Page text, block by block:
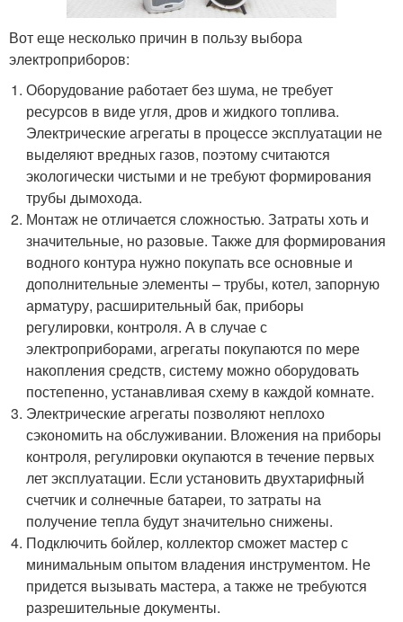
Вот еще несколько причин в пользу выбора
электроприборов:
Оборудование работает без шума, не требует
ресурсов в виде угля, дров и жидкого топлива.
Электрические агрегаты в процессе эксплуатации не
выделяют вредных газов, поэтому считаются
экологически чистыми и не требуют формирования
трубы дымохода.
Монтаж не отличается сложностью. Затраты хоть и
значительные, но разовые. Также для формирования
водного контура нужно покупать все основные и
дополнительные элементы – трубы, котел, запорную
арматуру, расширительный бак, приборы
регулировки, контроля. А в случае с
электроприборами, агрегаты покупаются по мере
накопления средств, систему можно оборудовать
постепенно, устанавливая схему в каждой комнате.
Электрические агрегаты позволяют неплохо
сэкономить на обслуживании. Вложения на приборы
контроля, регулировки окупаются в течение первых
лет эксплуатации. Если установить двухтарифный
счетчик и солнечные батареи, то затраты на
получение тепла будут значительно снижены.
Подключить бойлер, коллектор сможет мастер с
минимальным опытом владения инструментом. Не
придется вызывать мастера, а также не требуются
разрешительные документы.